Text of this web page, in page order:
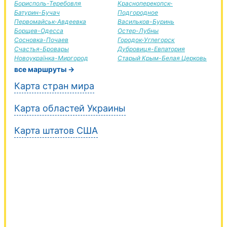
Борисполь-Теребовля
Батурин-Бучач
Первомайськ-Авдеевка
Борщев-Одесса
Сосновка-Почаев
Счастья-Бровары
Новоукраїнка-Миргород
Красноперекопск-
Подгородное
Васильков-Буринь
Остер-Лубны
Городок-Углегорск
Дубровиця-Евпатория
Старый Крым-Белая Церковь
все маршруты →
Карта стран мира
Карта областей Украины
Карта штатов США